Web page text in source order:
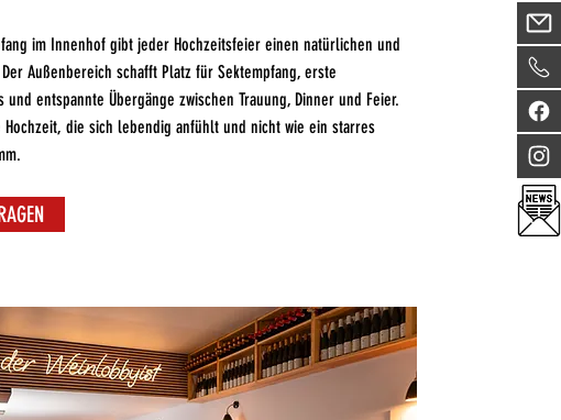
im Innenhof gibt jeder Hochzeitsfeier einen natürlichen und
Außenbereich schafft Platz für Sektempfang, erste
und entspannte Übergänge zwischen Trauung, Dinner und Feier.
die sich lebendig anfühlt und nicht wie ein starres